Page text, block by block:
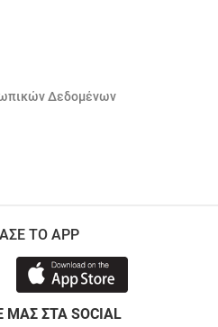
Δεδομένων
ΤΟ APP
ΣΤΑ SOCIAL